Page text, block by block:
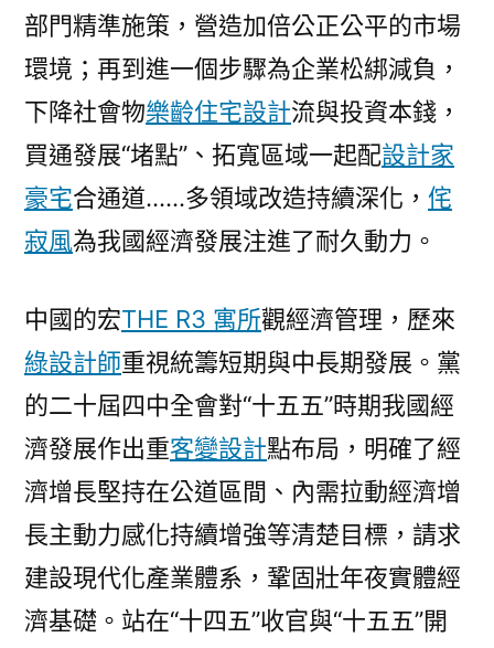
部門精準施策，營造加倍公正公平的市場
環境；再到進一個步驟為企業松綁減負，
下降社會物樂齡住宅設計流與投資本錢，
買通發展“堵點”、拓寬區域一起配設計家
豪宅合通道……多領域改造持續深化， 侘
寂風為我國經濟發展注進了耐久動力。
中國的宏THE R3 寓所觀經濟管理，歷來
綠設計師重視統籌短期與中長期發展。黨
的二十屆四中全會對“十五五”時期我國經
濟發展作出重客變設計點布局，明確了經
濟增長堅持在公道區間、內需拉動經濟增
長主動力感化持續增強等清楚目標，請求
建設現代化產業體系，鞏固壯年夜實體經
濟基礎。站在“十四五”收官與“十五五”開